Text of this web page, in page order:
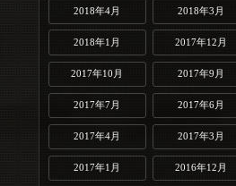
2018年4月 2018年3月
2018年1月 2017年12月
2017年10月 2017年9月
2017年7月 2017年6月
2017年4月 2017年3月
2017年1月 2016年12月